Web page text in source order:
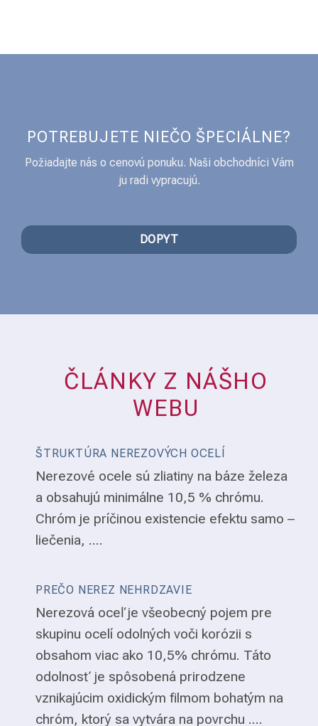
POTREBUJETE NIEČO ŠPECIÁLNE?
Požiadajte nás o cenovú ponuku. Naši obchodníci Vám
ju radi vypracujú.
DOPYT
ČLÁNKY Z NÁŠHO
WEBU
ŠTRUKTÚRA NEREZOVÝCH OCELÍ
Nerezové ocele sú zliatiny na báze železa
a obsahujú minimálne 10,5 % chrómu.
Chróm je príčinou existencie efektu samo –
liečenia, ....
PREČO NEREZ NEHRDZAVIE
Nerezová oceľ je všeobecný pojem pre
skupinu ocelí odolných voči korózii s
obsahom viac ako 10,5% chrómu. Táto
odolnosť je spôsobená prirodzene
vznikajúcim oxidickým filmom bohatým na
chróm, ktorý sa vytvára na povrchu ....